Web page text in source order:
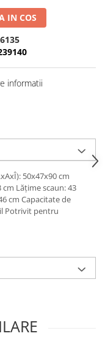
IN COS
informatii
50x47x90 cm
Lăţime scaun: 43
cm Capacitate de
Potrivit pentru